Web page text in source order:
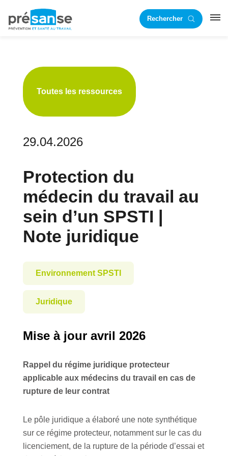
principale
RechercherRST
Toutes les ressources
29.04.2026
Protection du
médecin du travail au
sein d’un SPSTI |
Note juridique
Environnement SPSTI
Juridique
Mise à jour avril 2026
Rappel du régime juridique protecteur
applicable aux médecins du travail en cas de
rupture de leur contrat
Le pôle juridique a élaboré une note synthétique
sur ce régime protecteur, notamment sur le cas du
licenciement, de la rupture de la période d’essai et